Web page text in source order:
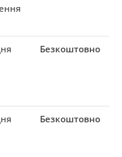
Безкоштовно
Безкоштовно